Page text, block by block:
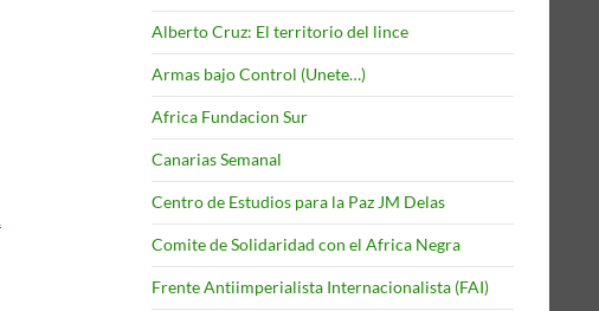
Alberto Cruz: El territorio del lince
Armas bajo Control (Unete…)
Africa Fundacion Sur
Canarias Semanal
Centro de Estudios para la Paz JM Delas
Comite de Solidaridad con el Africa Negra
Frente Antiimperialista Internacionalista (FAI)